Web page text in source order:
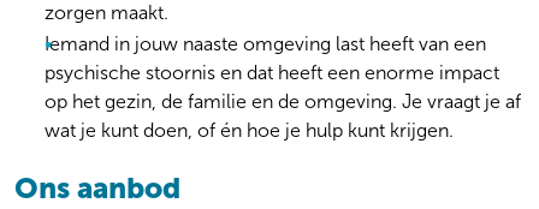
zorgen maakt.
Iemand in jouw naaste omgeving last heeft van een
psychische stoornis en dat heeft een enorme impact
op het gezin, de familie en de omgeving. Je vraagt je af
wat je kunt doen, of én hoe je hulp kunt krijgen.
Ons aanbod